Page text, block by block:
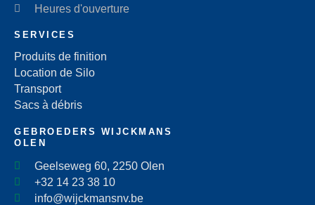
Heures d'ouverture
SERVICES
Produits de finition
Location de Silo
Transport
Sacs à débris
GEBROEDERS WIJCKMANS
OLEN
Geelseweg 60, 2250 Olen
+32 14 23 38 10
info@wijckmansnv.be